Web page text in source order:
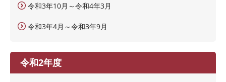
令和3年10月～令和4年3月
令和3年4月～令和3年9月
令和2年度